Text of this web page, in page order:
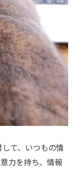
て、いつもの情
力を持ち、情報